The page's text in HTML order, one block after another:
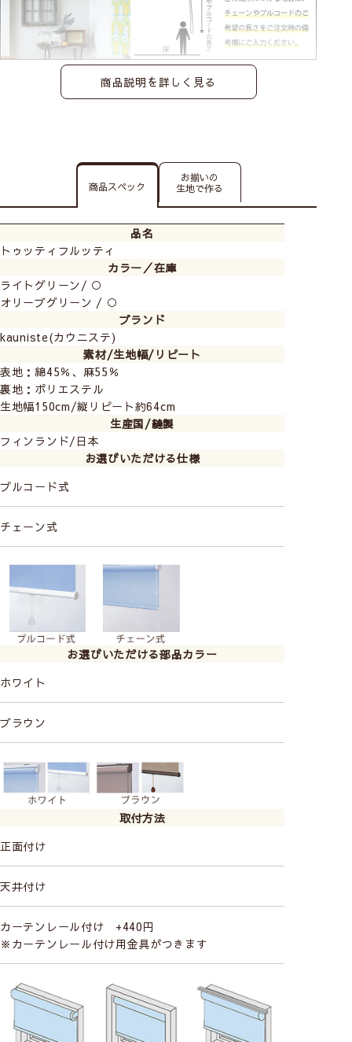
商品説明を詳しく見る
商品スペック
お揃いの
生地で作る
品名
トゥッティフルッティ
カラー／在庫
ライトグリーン/ ○
オリーブグリーン / ○
ブランド
kauniste(カウニステ)
素材/生地幅/リピート
表地：綿45％、麻55％
裏地：ポリエステル
生地幅150cm/縦リピート約64cm
生産国/縫製
フィンランド/日本
お選びいただける仕様
プルコード式
チェーン式
お選びいただける部品カラー
ホワイト
ブラウン
取付方法
正面付け
天井付け
カーテンレール付け +440円
※カーテンレール付け用金具がつきます